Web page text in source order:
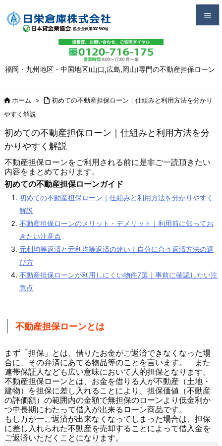
福岡・九州地区・中国地区(山口,広島,岡山)専門の不動産担保ローン

サイド

前へ

ホーム >  初めての不動産担保ローン｜仕組みと利用方法を分かり
やすく解説
初めての不動産担保ローン｜仕組みと利用方法を分
かりやすく解説
不動産担保ローンをご利用される前に是非ご一読頂きたい
内容をまとめております。
初めての不動産担保ローンガイド
初めての不動産担保ローン｜仕組みと利用方法を分かりやすく
解説
不動産担保ローンのメリット・デメリット｜利用前に知ってお
きたい注意点
元利均等返済と元利均等返済の違い｜自分に合う返済方法の選
び方
不動産担保ローンが利用しにくい物件7選｜事前に確認したい注
意点
不動産担保ローンとは
まず「担保」とは、借りたお金がご返済できなくなった場
合に、その弁済にあてる物品等のことを言います。 また
連帯保証人なども広い意味において人的担保となります。
不動産担保ローンとは、お金を借りる人が不動産（土地・
建物）を担保に差し入れることにより、担保価値（不動産
の評価額）の範囲内の金額で無担保のローンより低金利か
つ中長期にわたって借入が出来るローン商品です。
もし万が一ご返済が出来なくなってしまった場合は、担保
に差し入れられた不動産を売却することによって借入金を
ご返済いただくことになります。